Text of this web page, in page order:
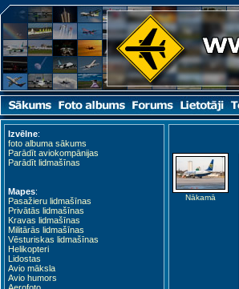
Izvēlne:
foto albuma sākums
Parādīt aviokompānijas
Parādīt lidmašīnas
Mapes:
Pasažieru lidmašīnas
Privātās lidmašīnas
Kravas lidmašīnas
Militārās lidmašīnas
Vēsturiskas lidmašīnas
Helikopteri
Lidostas
Avio māksla
Avio humors
Nākamā